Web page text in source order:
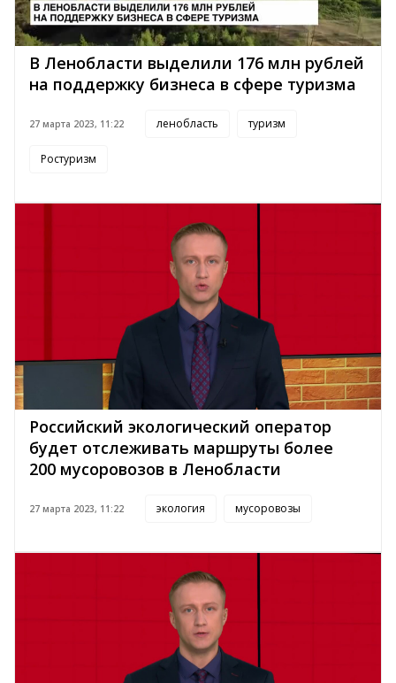
В Ленобласти выделили 176 млн рублей
на поддержку бизнеса в сфере туризма
27 марта 2023, 11:22 ленобласть туризм
Ростуризм
Российский экологический оператор
будет отслеживать маршруты более
200 мусоровозов в Ленобласти
27 марта 2023, 11:22 экология мусоровозы